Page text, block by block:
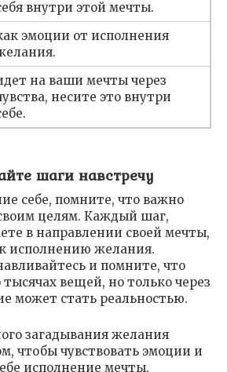
внутри этой мечты.
эмоции от исполнения
на ваши мечты через
несите это внутри
шаги навстречу
себе, помните, что важно
целям. Каждый шаг,
в направлении своей мечты,
исполнению желания.
и помните, что
вещей, но только через
может стать реальностью.
загадывания желания
чтобы чувствовать эмоции и
исполнение мечты.